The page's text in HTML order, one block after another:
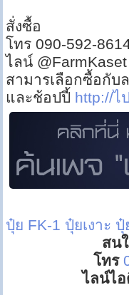
สั่งซื้อ
โทร 090-592-
ไลน์
สามารเลือกซื้อกับ
และช้อปปี้ http://ไ
ปุ๋ย FK-1 ปุ๋ยเงาะ ปุ๋
สน
โทร
ไลน์ไ